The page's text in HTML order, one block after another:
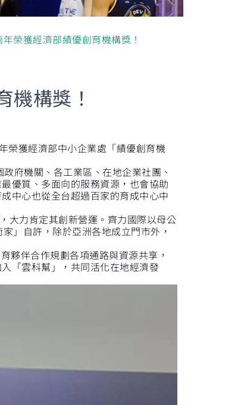
榮獲經濟部績優創育機構獎！
構獎！
榮獲經濟部中小企業處「績優創育機
府機關、各工業區、在地企業社團、
優質、多面向的服務資源，也會協助
中心也從全台超過百家的育成中心中
大力肯定其創新營運。齊力國際以母公
」自許，除於亞洲各地成立門市外，
夥伴合作規劃各項通路與資源共享，
「雲科幫」，共同活化在地經濟發